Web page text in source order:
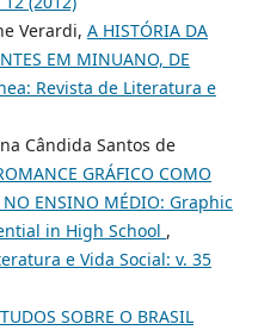
Verardi, A HISTÓRIA DA
EM MINUANO, DE
Revista de Literatura e
Cândida Santos de
GRÁFICO COMO
NO ENSINO MÉDIO: Graphic
in High School ,
e Vida Social: v. 35
SOBRE O BRASIL